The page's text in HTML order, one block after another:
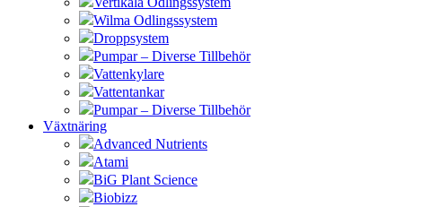
Wilma Odlingssystem
Droppsystem
Pumpar – Diverse Tillbehör
Vattenkylare
Vattentankar
Pumpar – Diverse Tillbehör
Växtnäring
Advanced Nutrients
Atami
BiG Plant Science
Biobizz